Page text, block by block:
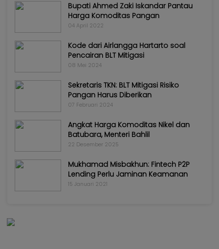
Bupati Ahmed Zaki Iskandar Pantau
Harga Komoditas Pangan
04 April 2022
Kode dari Airlangga Hartarto soal
Pencairan BLT Mitigasi
08 Mei 2024
Sekretaris TKN: BLT Mitigasi Risiko
Pangan Harus Diberikan
07 Februari 2024
Angkat Harga Komoditas Nikel dan
Batubara, Menteri Bahlil
22 Desember 2025
Mukhamad Misbakhun: Fintech P2P
Lending Perlu Jaminan Keamanan
15 Januari 2021